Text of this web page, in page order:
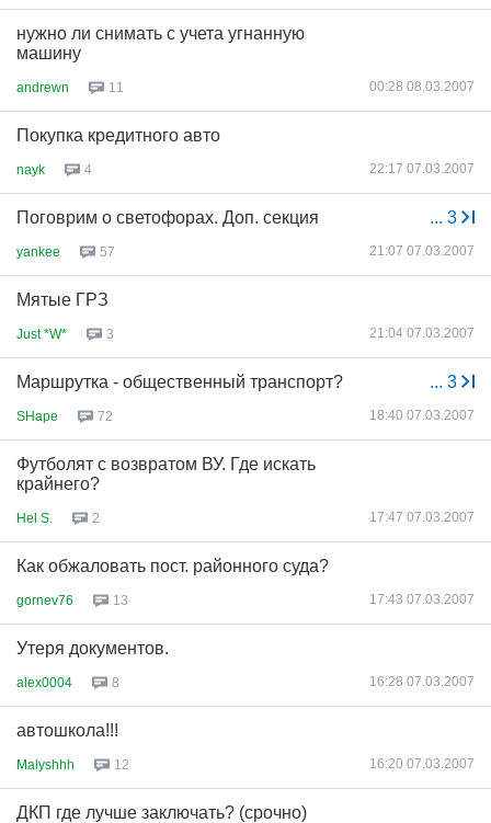
нужно ли снимать с учета угнанную
машину
andrewn 11 00:28 08.03.2007
Покупка кредитного авто
nayk 4 22:17 07.03.2007
... 3
Поговрим о светофорах. Доп. секция
yankee 57 21:07 07.03.2007
Мятые ГРЗ
Just *W* 3 21:04 07.03.2007
... 3
Маршрутка - общественный транспорт?
SHape 72 18:40 07.03.2007
Футболят с возвратом ВУ. Где искать
крайнего?
Hel S. 2 17:47 07.03.2007
Как обжаловать пост. районного суда?
gornev76 13 17:43 07.03.2007
Утеря документов.
alex0004 8 16:28 07.03.2007
автошкола!!!
Malyshhh 12 16:20 07.03.2007
ДКП где лучше заключать? (срочно)